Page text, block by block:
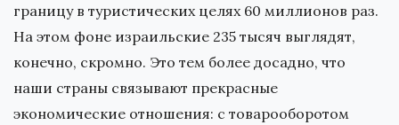
границу в туристических целях 60 миллионов раз.
На этом фоне израильские 235 тысяч выглядят,
конечно, скромно. Это тем более досадно, что
наши страны связывают прекрасные
экономические отношения: с товарооборотом